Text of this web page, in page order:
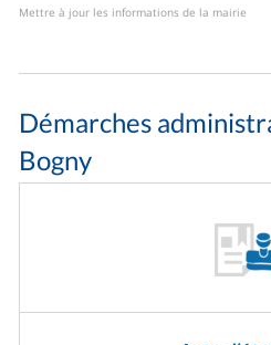
Mettre à jour les informations de la mairie
Démarches
Bogny